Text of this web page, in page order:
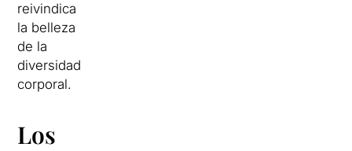
reivindica
la belleza
de la
diversidad
corporal.
Los